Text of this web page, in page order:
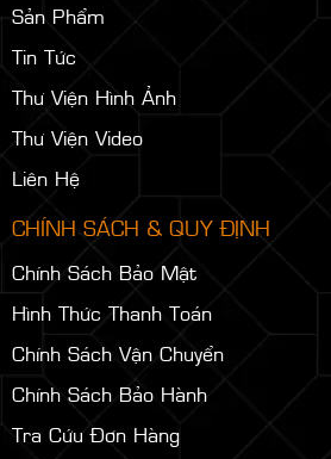
Sản Phẩm
Tin Tức
Thư Viện Hình Ảnh
Thư Viện Video
Liên Hệ
CHÍNH SÁCH & QUY ĐỊNH
Chính Sách Bảo Mật
Hình Thức Thanh Toán
Chính Sách Vận Chuyển
Chính Sách Bảo Hành
Tra Cứu Đơn Hàng